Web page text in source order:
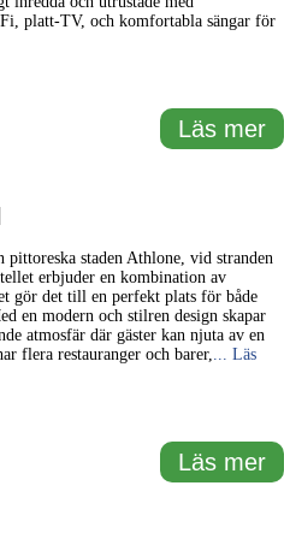
platt-TV, och komfortabla sängar för
Läs mer
staden Athlone, vid stranden
erbjuder en kombination av
gör det till en perfekt plats för både
en modern och stilren design skapar
atmosfär där gäster kan njuta av en
flera restauranger och barer,
... Läs
Läs mer